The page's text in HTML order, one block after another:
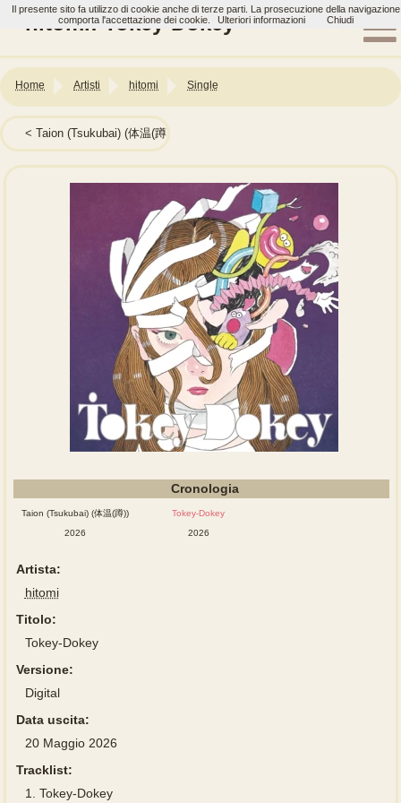
hitomi: Tokey-Dokey
Home Artisti hitomi Single
Taion (Tsukubai) (体温(蹲))
Cronologia
Taion (Tsukubai) (体温(蹲))
2026
Tokey-Dokey
2026
Artista:
hitomi
Titolo:
Tokey-Dokey
Versione:
Digital
Data uscita:
20 Maggio 2026
Tracklist:
1.
Tokey-Dokey
Il presente sito fa utilizzo di cookie anche di terze parti. La prosecuzione della navigazione
comporta l'accettazione dei cookie.
Ulteriori informazioni Chiudi